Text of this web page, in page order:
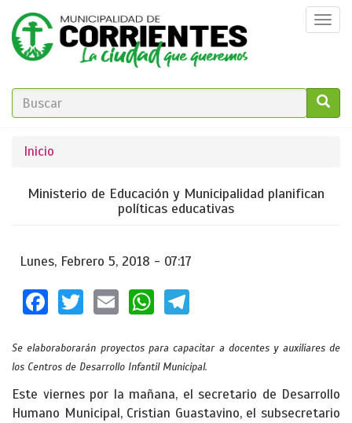
Pasar
contenido
principal
FORMULARIO
BÚSQUEDA
Se
encuentra
Inicio
Ministerio de Educación y Municipalidad planifican
políticas educativas
Lunes, Febrero 5, 2018 - 07:17
Facebook
TwitterEmailWhatsApp
Se elaboraborarán proyectos para capacitar a docentes y auxiliares de
los Centros de Desarrollo Infantil Municipal.
Este viernes por la mañana, el secretario de Desarrollo
Humano Municipal, Cristian Guastavino, el subsecretario